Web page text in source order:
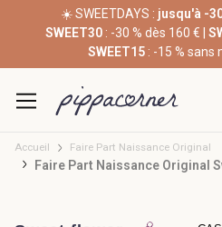
☀️ SWEETDAYS : jusqu'à -
SWEET30: -30 % dès 160 € |
SWEET15 : -15 %
Accueil Faire Part Naissance Original
Faire Part Naissance Original